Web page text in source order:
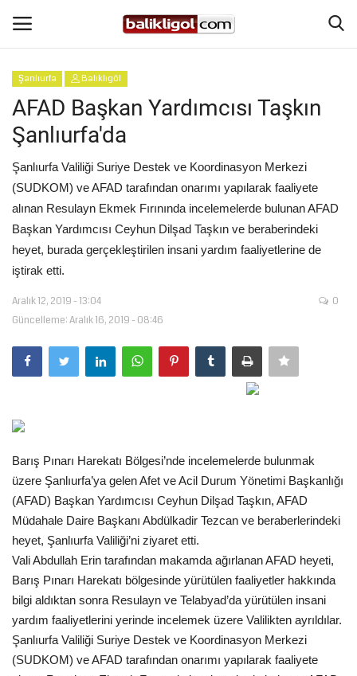
Giriş Yap
Anasayfa
Köşe Yazıları
Magazin
Şanlıurfa
Eğitim
Spor
Tekno Bilim
Ekonomi
Siyaset
Galeriler
Yaşam
Künye
Sağlık
Şanlıurfa Balıklıgöl
AFAD Başkan Yardımcısı Taşkın
Şanlıurfa'da
Şanlıurfa Valiliği Suriye Destek ve Koordinasyon Merkezi
(SUDKOM) ve AFAD tarafından onarımı yapılarak faaliyete
alınan Resulayn Ekmek Fırınında incelemelerde bulunan AFAD
Başkan Yardımcısı Ceyhun Dilşad Taşkın ve beraberindeki
heyet, burada gerçekleştirilen insani yardım faaliyetlerine de
iştirak etti.
Aralık 12, 2019 - 13:04
Güncelleme: Aralık 16, 2019 - 08:46
0
Barış Pınarı Harekatı Bölgesi’nde incelemelerde bulunmak
üzere Şanlıurfa’ya gelen Afet ve Acil Durum Yönetimi Başkanlığı
(AFAD) Başkan Yardımcısı Ceyhun Dilşad Taşkın, AFAD
Müdahale Daire Başkanı Abdülkadir Tezcan ve beraberlerindeki
heyet, Şanlıurfa Valiliği’ni ziyaret etti.
Vali Abdullah Erin tarafından makamda ağırlanan AFAD heyeti,
Barış Pınarı Harekatı bölgesinde yürütülen faaliyetler hakkında
bilgi aldıktan sonra Resulayn ve Telabyad’da yürütülen insani
yardım faaliyetlerini yerinde incelemek üzere Valilikten ayrıldılar.
Şanlıurfa Valiliği Suriye Destek ve Koordinasyon Merkezi
(SUDKOM) ve AFAD tarafından onarımı yapılarak faaliyete